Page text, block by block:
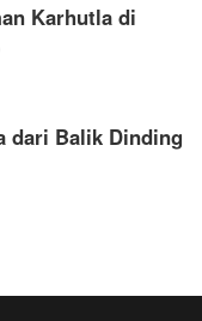
Karhutla di
dari Balik Dinding